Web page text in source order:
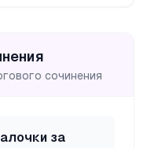
сочинения
за